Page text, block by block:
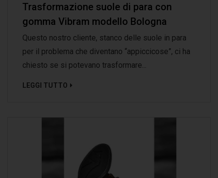
Trasformazione suole di para con
gomma Vibram modello Bologna
Questo nostro cliente, stanco delle suole in para
per il problema che diventano “appiccicose”, ci ha
chiesto se si potevano trasformare...
LEGGI TUTTO